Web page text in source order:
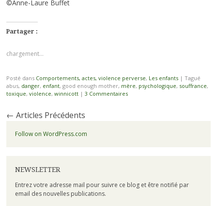
©Anne-Laure Buffet
Partager :
chargement…
Posté dans Comportements, actes, violence perverse, Les enfants | Tagué
abus, danger, enfant, good enough mother, mère, psychologique, souffrance,
toxique, violence, winnicott | 3 Commentaires
← Articles Précédents
Follow on WordPress.com
NEWSLETTER
Entrez votre adresse mail pour suivre ce blog et être notifié par
email des nouvelles publications.